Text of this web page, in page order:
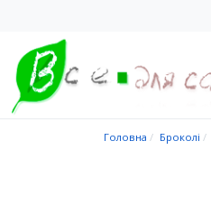
Головна Броколі